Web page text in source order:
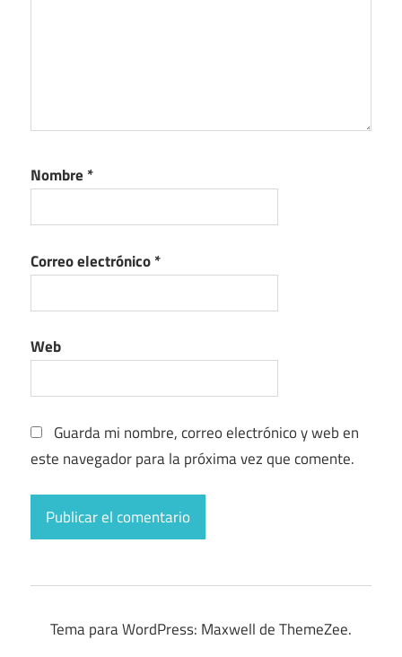
Nombre *
Correo electrónico*
Web
Guarda mi nombre, correo electrónico y web en
este navegador para la próxima vez que comente.
Tema para WordPress: Maxwell de ThemeZee.